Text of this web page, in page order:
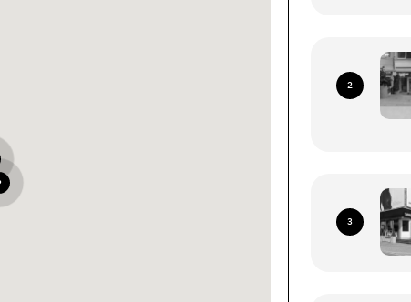
2
3